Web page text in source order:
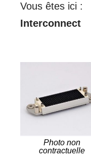
Vous êtes ici :
Interconnect
Photo non
contractuelle